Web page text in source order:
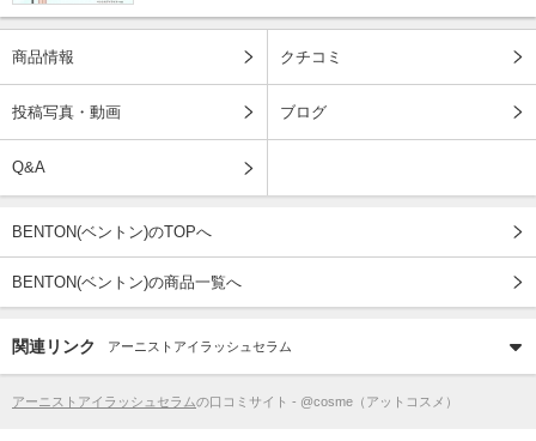
商品情報 クチコミ
投稿写真・動画 ブログ
Q&A
BENTON(ベントン)のTOPへ
BENTON(ベントン)の商品一覧へ
関連リンク アーニストアイラッシュセラム
アーニストアイラッシュセラムの口コミサイト - @cosme（アットコスメ）